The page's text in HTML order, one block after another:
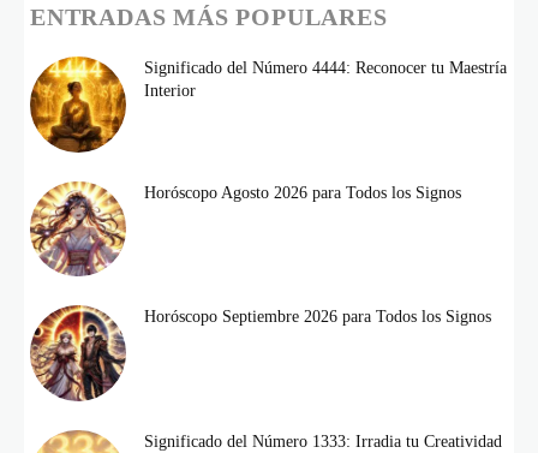
ENTRADAS MÁS POPULARES
Significado del Número 4444: Reconocer tu Maestría
Interior
Horóscopo Agosto 2026 para Todos los Signos
Horóscopo Septiembre 2026 para Todos los Signos
Significado del Número 1333: Irradia tu Creatividad